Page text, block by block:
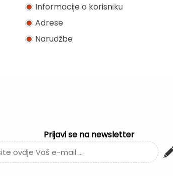
Informacije o korisniku
Adrese
Narudžbe
Prijavi se na newsletter